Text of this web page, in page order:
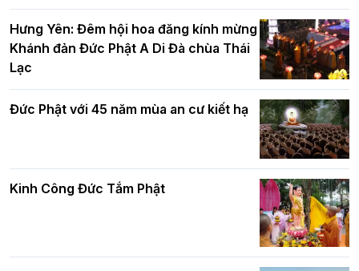
chúc mừng Phật đản BTS GHPGVN TP.
Hà Nội
Hơn 5.000 người tham dự diễu hành,
đô hòa bình và phát triển
Tinh thần yêu nước của Phật giáo
Phật giáo chính tín Phần 9: Giải thích
Hưng Yên: Đêm hội hoa đăng kính mừng
Khánh đản Đức Phật A Di Đà chùa Thái
Lạc
Đức Phật với 45 năm mùa an cư kiết hạ
Kinh Công Đức Tắm Phật